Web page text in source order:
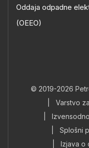
Oddaja odpadne
(OEEO)
© 2019-2026
Varstvo
Splošni
Izjava o